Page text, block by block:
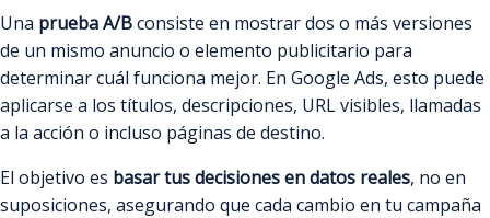
Una prueba A/Bconsiste en mostrar dos o más versiones
de un mismo anuncio o elemento publicitario para
determinar cuál funciona mejor. En Google Ads, esto puede
aplicarse a los títulos, descripciones, URL visibles, llamadas
a la acción o incluso páginas de destino.
El objetivo es basar tus decisiones en datos reales, no en
suposiciones, asegurando que cada cambio en tu campaña